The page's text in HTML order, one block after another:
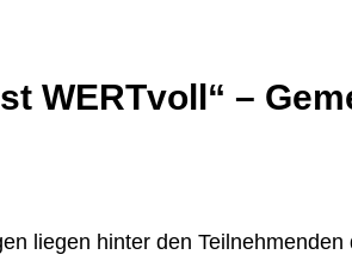
WERTvoll“ –
liegen hinter den